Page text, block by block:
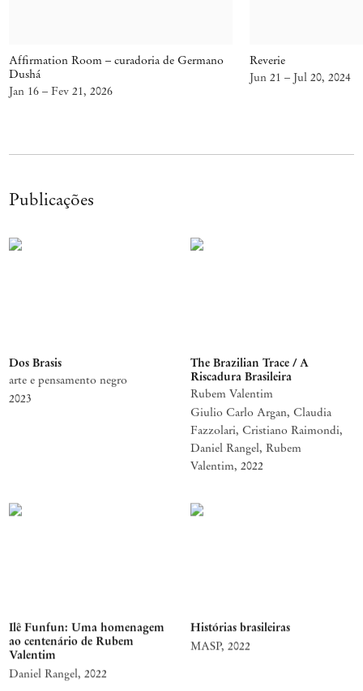
Affirmation Room – curadoria de Germano
Dushá
Jan 16 – Fev 21, 2026
Reverie
Jun 21 – Jul 20, 2024
Publicações
Dos Brasis
arte e pensamento negro
2023
The Brazilian Trace / A
Riscadura Brasileira
Rubem Valentim
Giulio Carlo Argan, Claudia
Fazzolari, Cristiano Raimondi,
Daniel Rangel, Rubem
Valentim, 2022
Ilê Funfun: Uma homenagem
ao centenário de Rubem
Valentim
Daniel Rangel, 2022
Histórias brasileiras
MASP, 2022